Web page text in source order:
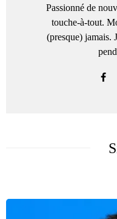
Passionné de
touche-à-tout.
(presque) jamais.